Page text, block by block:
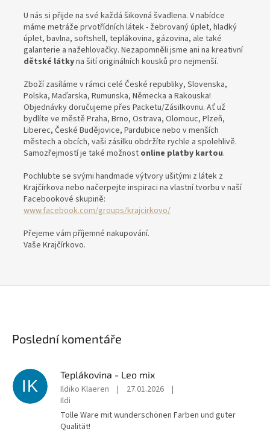
U nás si přijde na své každá šikovná švadlena. V nabídce
máme metráže prvotřídních látek - žebrovaný úplet, hladký
úplet, bavlna, softshell, teplákovina, gázovina, ale také
galanterie a nažehlovačky. Nezapomněli jsme ani na kreativní
dětské látkyna šití originálních kousků pro nejmenší.
Zboží zasíláme v rámci celé České republiky, Slovenska,
Polska, Maďarska, Rumunska, Německa a Rakouska!
Objednávky doručujeme přes Packetu/Zásilkovnu. Ať už
bydlíte ve městě Praha, Brno, Ostrava, Olomouc, Plzeň,
Liberec, České Budějovice, Pardubice nebo v menších
městech a obcích, vaši zásilku obdržíte rychle a spolehlivě.
Samozřejmostí je také možnost online platby kartou.
Pochlubte se svými handmade výtvory ušitými z látek z
Krajčírkova nebo načerpejte inspiraci na vlastní tvorbu v naší
Facebookové skupině:
www.facebook.com/groups/krajcirkovo/
Přejeme vám příjemné nakupování.
Vaše Krajčírkovo.
Poslední komentáře
IK
Teplákovina - Leo mix
Ildiko Klaeren | 27.01.2026
|
Ildi
Tolle Ware mit wunderschönen Farben und guter
Qualität!